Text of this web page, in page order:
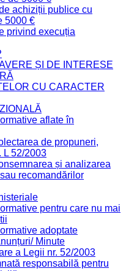
achiziții publice cu
5000 €
privind execuția
ȘI DE INTERESE
CU CARACTER
aflate în
de propuneri,
L 52/2003
și analizarea
recomandărilor
pentru care nu mai
adoptate
Minute
a Legii nr. 52/2003
responsabilă pentru